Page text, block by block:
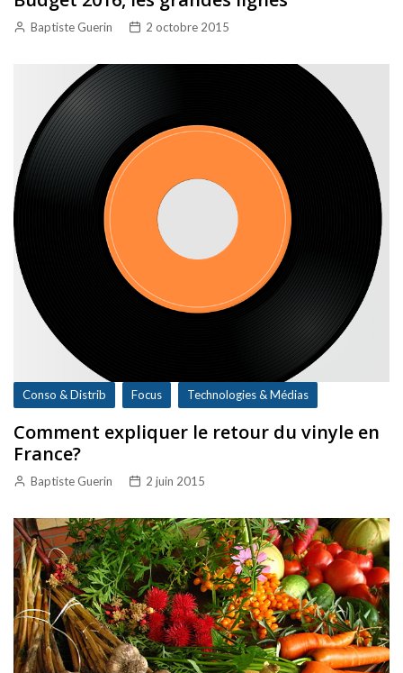
Baptiste Guerin 2 octobre 2015
Conso & Distrib Focus Technologies & Médias
Comment expliquer le retour du vinyle en
France?
Baptiste Guerin 2 juin 2015